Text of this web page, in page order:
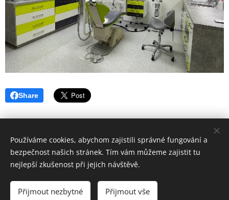
Share
Hygiena Dent | Dentální hygiena Veselí nad Moravou |
Vytvořeno službou Webnode
Používáme cookies, abychom zajistili správné fungování a
bezpečnost našich stránek. Tím vám můžeme zajistit tu
nejlepší zkušenost při jejich návštěvě.
Přijmout nezbytné Přijmout vše